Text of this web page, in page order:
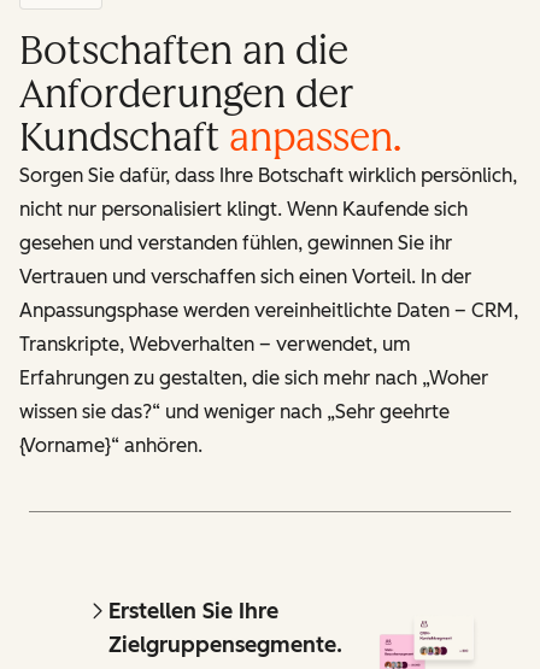
Botschaften an die
Anforderungen der
Kundschaft anpassen.
Sorgen Sie dafür, dass Ihre Botschaft wirklich persönlich,
nicht nur personalisiert klingt. Wenn Kaufende sich
gesehen und verstanden fühlen, gewinnen Sie ihr
Vertrauen und verschaffen sich einen Vorteil. In der
Anpassungsphase werden vereinheitlichte Daten – CRM,
Transkripte, Webverhalten – verwendet, um
Erfahrungen zu gestalten, die sich mehr nach „Woher
wissen sie das?“ und weniger nach „Sehr geehrte
{Vorname}“ anhören.
Erstellen Sie Ihre
Zielgruppensegmente.